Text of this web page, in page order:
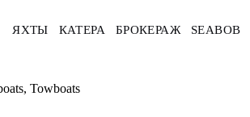
ЯХТЫ КАТЕРА БРОКЕРАЖ SEABOB
Towboats